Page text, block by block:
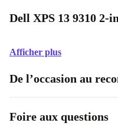
Dell XPS 13 9310 2-
Afficher plus
De l’occasion au
Foire aux questions